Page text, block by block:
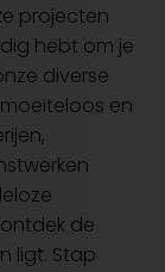
projecten
hebt om je
diverse
en
de
ligt. Stap